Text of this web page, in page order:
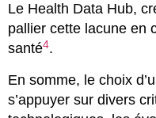
Le Health Data Hub,
pallier cette lacune en
santé4.
En somme, le choix
s’appuyer sur divers